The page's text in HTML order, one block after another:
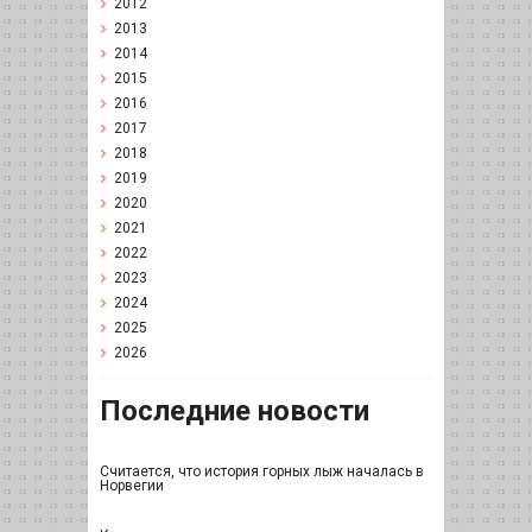
2012
2013
2014
2015
2016
2017
2018
2019
2020
2021
2022
2023
2024
2025
2026
Последние новости
Считается, что история горных лыж началась в
Норвегии